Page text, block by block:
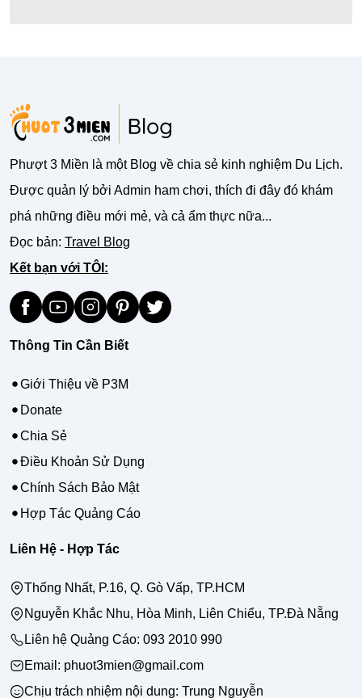
Phượt 3 Miền là một Blog về chia sẻ kinh nghiệm Du Lịch.
Được quản lý bởi Admin ham chơi, thích đi đây đó khám
phá những điều mới mẻ, và cả ẩm thực nữa...
Đọc bản: Travel Blog
Kết bạn với TÔI:
Thông Tin Cần Biết
Giới Thiệu về P3M
Donate
Chia Sẻ
Điều Khoản Sử Dụng
Chính Sách Bảo Mật
Hợp Tác Quảng Cáo
Liên Hệ - Hợp Tác
Thống Nhất, P.16, Q. Gò Vấp, TP.HCM
Nguyễn Khắc Nhu, Hòa Minh, Liên Chiểu, TP.Đà Nẵng
Liên hệ Quảng Cáo: 093 2010 990
Email: phuot3mien@gmail.com
Chịu trách nhiệm nội dung: Trung Nguyễn